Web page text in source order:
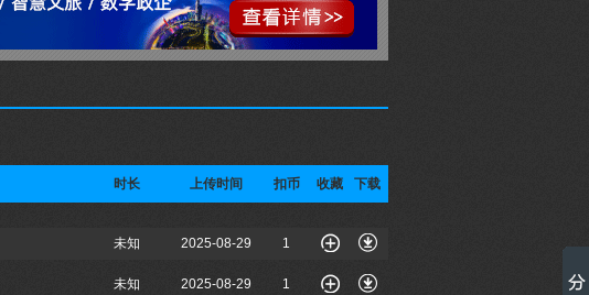
时长 上传时间 扣币 收藏 下载
未知 2025-08-29 1
未知 2025-08-29 1